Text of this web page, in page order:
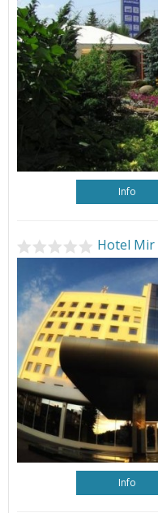
Info
Hotel Mir
Info